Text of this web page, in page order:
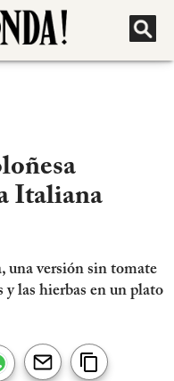
Italiana
una versión sin tomate
y las hierbas en un plato